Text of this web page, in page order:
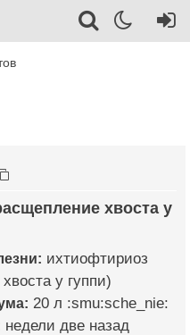
ихтиофтириоз
у гуппи)
20 л :smu:sche_nie:
недели две назад